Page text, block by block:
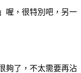
喔，很特別吧，另一
夠了，不太需要再沾